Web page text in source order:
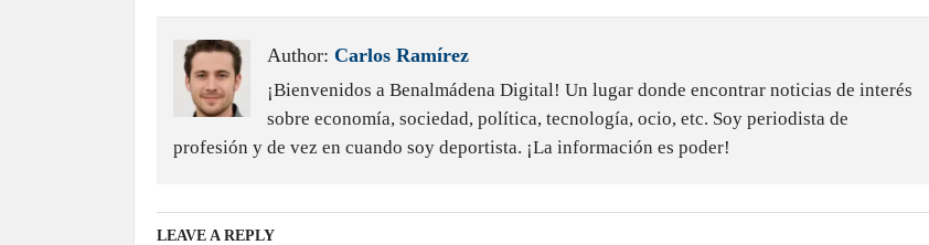
Author: Carlos Ramírez
¡Bienvenidos a Benalmádena Digital! Un lugar donde encontrar noticias de interés
sobre economía, sociedad, política, tecnología, ocio, etc. Soy periodista de
profesión y de vez en cuando soy deportista. ¡La información es poder!
LEAVE A REPLY